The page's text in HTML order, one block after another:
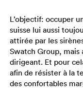
L’objectif: occuper
suisse lui aussi
attirée par les
Swatch Group, mais
dirigeant. Et pour
afin de résister à la
des confortables